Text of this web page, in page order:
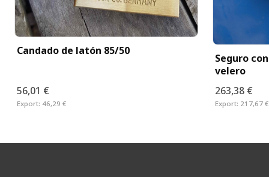
Candado de latón 85/50
56,01 €
Export: 46,29 €
Seguro
velero
263,38 €
Export: 217,67 €